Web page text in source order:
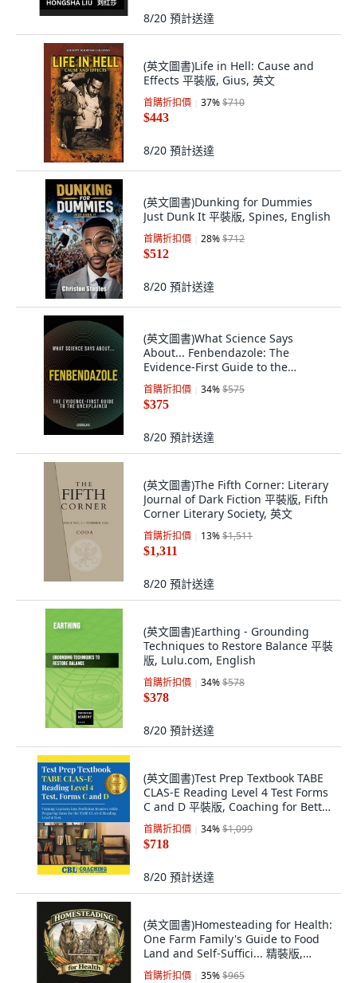
8/20 預計送達
(英文圖書)Life in Hell: Cause and
Effects 平裝版, Gius, 英文
首購折扣價 37%$710
$443
8/20 預計送達
(英文圖書)Dunking for Dummies
Just Dunk It 平裝版, Spines, English
首購折扣價 28%$712
$512
8/20 預計送達
(英文圖書)What Science Says
About... Fenbendazole: The
Evidence-First Guide to the
Unexpla... 平裝版, Independently
Published, 英文
首購折扣價 34%$575
$375
8/20 預計送達
(英文圖書)The Fifth Corner: Literary
Journal of Dark Fiction 平裝版, Fifth
Corner Literary Society, 英文
首購折扣價 13%$1,511
$1,311
8/20 預計送達
(英文圖書)Earthing - Grounding
Techniques to Restore Balance 平裝
版, Lulu.com, English
首購折扣價 34%$578
$378
8/20 預計送達
(英文圖書)Test Prep Textbook TABE
CLAS-E Reading Level 4 Test Forms
C and D 平裝版, Coaching for Better
Learning, 英文
首購折扣價 34%$1,099
$718
8/20 預計送達
(英文圖書)Homesteading for Health:
One Farm Family's Guide to Food
Land and Self-Suffici... 精裝版,
Skyhorse Publishing, 英文
首購折扣價 35%$965